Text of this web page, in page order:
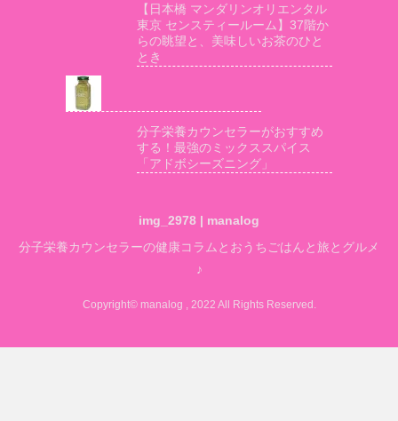
【日本橋 マンダリンオリエンタル
東京 センスティールーム】37階か
らの眺望と、美味しいお茶のひと
とき
分子栄養カウンセラーがおすすめ
する！最強のミックススパイス
「アドボシーズニング」
img_2978 | manalog
分子栄養カウンセラーの健康コラムとおうちごはんと旅とグルメ
♪
Copyright© manalog , 2022 All Rights Reserved.